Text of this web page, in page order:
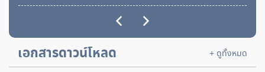
ประกาศสำนักงานพัฒนาฝีมือแรงงานพะเยา เรื่อง ขายทอด
ตลาดพัสดุที่ชำรุด เสื่อมสภาพ อายุการใช้งานมานาน ไม่
สามารถซ่อมได้ หมดความจำเป็น หรือหากใช้ราชการต่อไป
จะทำให้สิ้นเปลืองค่าใช้จ่ายมาก โดยวิธีการขายทอดตลาด
20 ก.พ. 2568
การฝึกยกระดับฝีมือในสถานประกอบกิจการ
18
ธ.ค. ศพจ.พะเยาร่วมงานฤดูหนาวและสืบสานประเพณีของดี จังหวัดพะเยา
เอกสารดาวน์โหลด + ดูทั้งหมด